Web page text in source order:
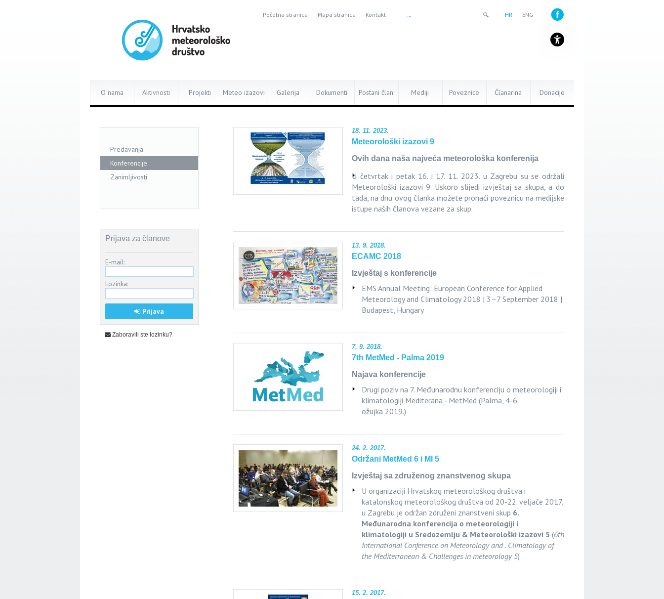
Početna stranica Mapa stranica Kontakt HR ENG
O nama Aktivnosti Projekti Meteo izazovi Galerija Dokumenti Postani član Mediji Poveznice Članarina Donacije
18. 11. 2023.
Meteorološki izazovi 9
Ovih dana naša najveća meteorološka konferenija
U četvrtak i petak 16. i 17. 11. 2023. u Zagrebu su se održali
Meteorološki izazovi 9. Uskoro slijedi izvještaj sa skupa, a do
tada, na dnu ovog članka možete pronaći poveznicu na medijske
istupe naših članova vezane za skup.
13. 9. 2018.
ECAMC 2018
Izvještaj s konferencije
EMS Annual Meeting: European Conference for Applied
Meteorology and Climatology 2018 | 3–7 September 2018 |
Budapest, Hungary
7. 9. 2018.
7th MetMed - Palma 2019
Najava konferencije
Drugi poziv na 7. Međunarodnu konferenciju o meteorologiji i
klimatologiji Mediterana - MetMed (Palma, 4-6.
ožujka 2019.)
24. 2. 2017.
Održani MetMed 6 i MI 5
Izvještaj sa združenog znanstvenog skupa
U organizaciji Hrvatskog meteorološkog društva i
katalonskog meteorološkog društva od 20-22. veljače 2017.
u Zagrebu je održan združeni znanstveni skup 6.
Međunarodna konferencija o meteorologiji i
klimatologiji u Sredozemlju & Meteorološki izazovi 5 (6th
International Conference on Meteorology and . Climatology of
the Mediterranean & Challenges in meteorology 5)
15. 2. 2017.
Predavanja
Konferencije
Zanimljivosti
Prijava za članove
E-mail:
Lozinka:
Prijava
Zaboravili ste lozinku?